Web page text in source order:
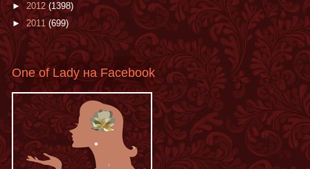
► 2012 (1398)
► 2011 (699)
One of Lady на Facebook